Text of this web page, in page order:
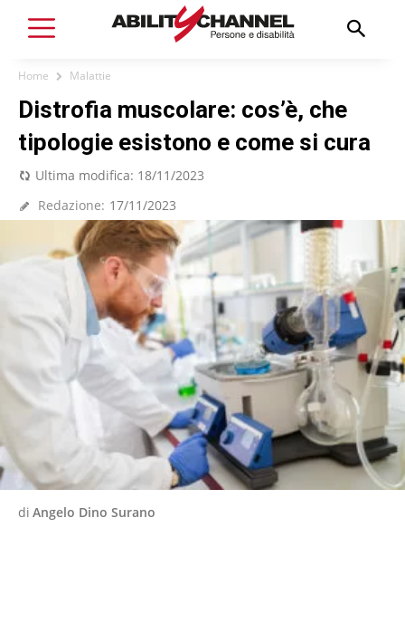
Home Malattie
Distrofia muscolare: cos’è, che
tipologie esistono e come si cura
Ultima modifica: 18/11/2023
Redazione: 17/11/2023
di Angelo Dino Surano